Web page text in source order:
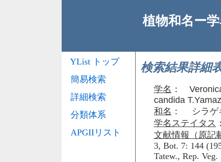
植物和名ー
検索結果詳細
学名 ：
candida
和名 ： シラゲ
学名ステイタス
文献情報（原記
3, Bot. 7: 144
Tatew., Rep.
YList トップ
簡易検索
詳細検索
分類体系
APGIIリスト